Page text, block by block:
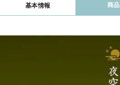
基本情報 商品